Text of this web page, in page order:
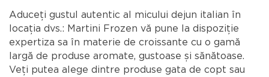
Aduceți gustul autentic al micului dejun italian în
locația dvs.: Martini Frozen vă pune la dispoziție
expertiza sa în materie de croissante cu o gamă
largă de produse aromate, gustoase și sănătoase.
Veți putea alege dintre produse gata de copt sau